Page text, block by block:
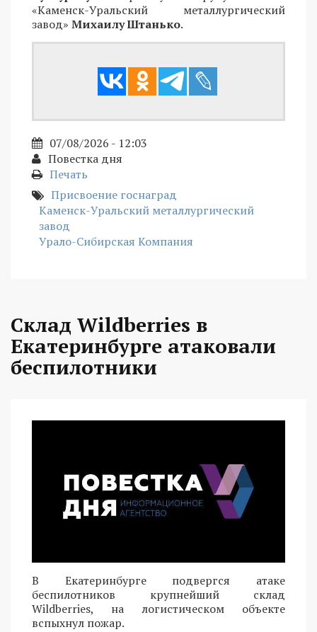
«Каменск-Уральский металлургический
завод» Михаилу Штанько.
07/08/2026 - 12:03
Повестка дня
Печать
Присвоение госнаград
Каменск-Уральский металлургический
завод
Урало-Сибирская Компания
Склад Wildberries в
Екатеринбурге атаковали
беспилотники
В Екатеринбурге подвергся атаке
беспилотников крупнейший склад
Wildberries, на логистическом объекте
вспыхнул пожар.